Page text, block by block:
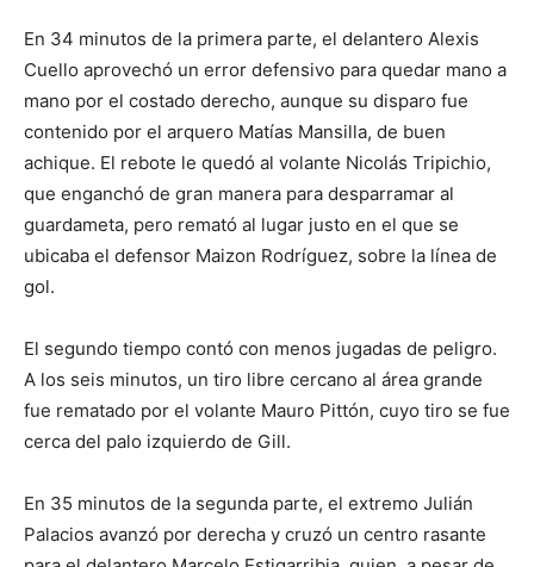
En 34 minutos de la primera parte, el delantero Alexis
Cuello aprovechó un error defensivo para quedar mano a
mano por el costado derecho, aunque su disparo fue
contenido por el arquero Matías Mansilla, de buen
achique. El rebote le quedó al volante Nicolás Tripichio,
que enganchó de gran manera para desparramar al
guardameta, pero remató al lugar justo en el que se
ubicaba el defensor Maizon Rodríguez, sobre la línea de
gol.
El segundo tiempo contó con menos jugadas de peligro.
A los seis minutos, un tiro libre cercano al área grande
fue rematado por el volante Mauro Pittón, cuyo tiro se fue
cerca del palo izquierdo de Gill.
En 35 minutos de la segunda parte, el extremo Julián
Palacios avanzó por derecha y cruzó un centro rasante